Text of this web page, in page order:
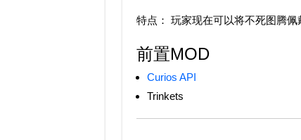
特点： 玩家现在可以将不死图腾佩
前置MOD
Curios API
Trinkets